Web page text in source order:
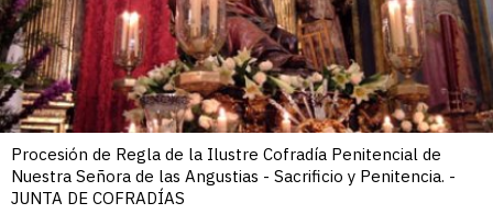
Procesión de Regla de la Ilustre Cofradía Penitencial de
Nuestra Señora de las Angustias - Sacrificio y Penitencia. -
JUNTA DE COFRADÍAS